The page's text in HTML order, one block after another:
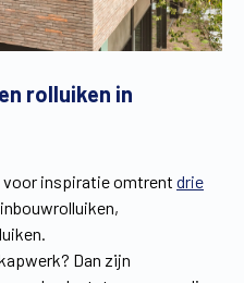
rolluiken in
voor inspiratie omtrent drie
Dan zijn